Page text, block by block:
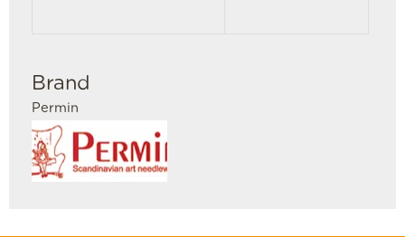
Brand
Permin